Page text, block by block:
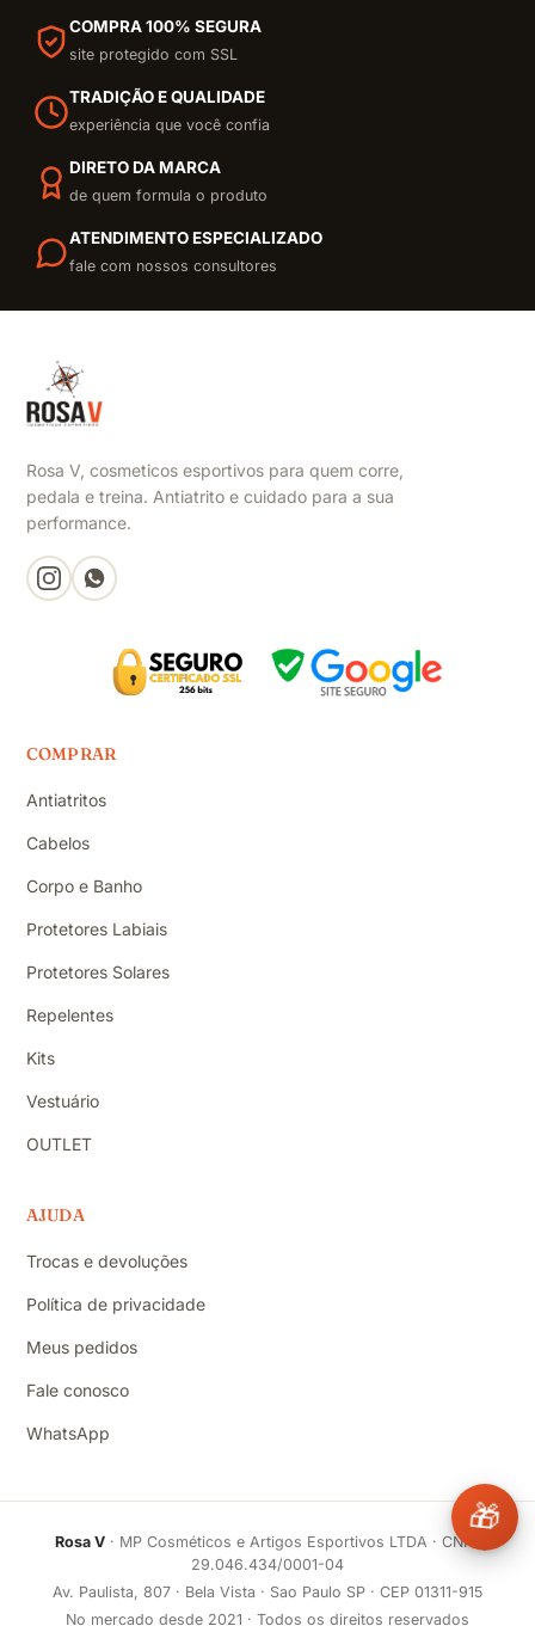
COMPRA 100% SEGURA
site protegido com SSL
TRADIÇÃO E QUALIDADE
experiência que você confia
DIRETO DA MARCA
de quem formula o produto
ATENDIMENTO ESPECIALIZADO
fale com nossos consultores
Rosa V, cosmeticos esportivos para quem corre,
pedala e treina. Antiatrito e cuidado para a sua
performance.
COMPRAR
Antiatritos
Cabelos
Corpo e Banho
Protetores Labiais
Protetores Solares
Repelentes
Kits
Vestuário
OUTLET
AJUDA
Trocas e devoluções
Política de privacidade
Meus pedidos
Fale conosco
WhatsApp
Rosa V · MP Cosméticos e Artigos Esportivos LTDA · CNPJ
29.046.434/0001-04
Av. Paulista, 807 · Bela Vista · Sao Paulo SP · CEP 01311-915
No mercado desde 2021 · Todos os direitos reservados
🎁